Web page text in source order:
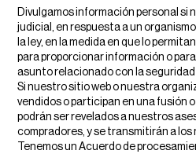
Divulgamos información personal si
judicial, en respuesta a un
la ley, en la medida en que lo
para proporcionar información o
asunto relacionado con la seguridad
Si nuestro sitio web o nuestra
vendidos o participan en una fusión
podrán ser revelados a nuestros
compradores, y se transmitirán a los
Tenemos un Acuerdo de